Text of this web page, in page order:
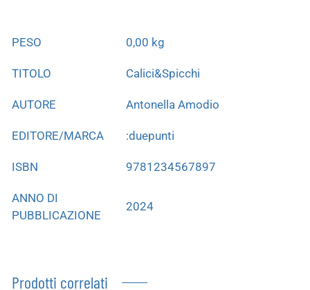
PESO 0,00 kg
TITOLO Calici&Spicchi
AUTORE Antonella Amodio
EDITORE/MARCA :duepunti
ISBN 9781234567897
ANNO DI
PUBBLICAZIONE
2024
Prodotti correlati